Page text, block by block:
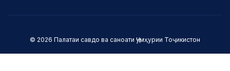
© 2026 Палатаи савдо ва саноати Ҷумҳурии Тоҷикистон